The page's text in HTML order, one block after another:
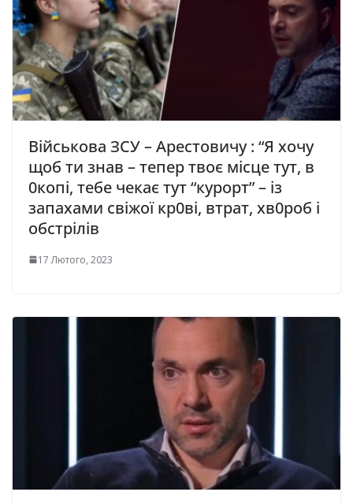
Військова ЗСУ – Арестовичу : “Я хочу
щоб ти знав – тепер твоє місце тут, в
0копі, тебе чекає тут “курорт” – із
запахами свіжої кр0ві, втрат, хв0роб і
обстрілів
17 Лютого, 2023